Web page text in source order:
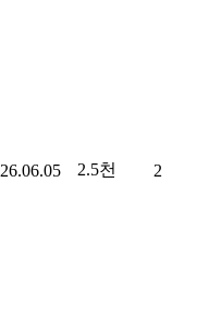
26.06.05 2.5천 2